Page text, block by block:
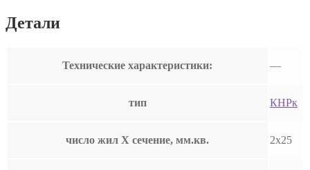
Детали
Технические характеристики: —
тип КНРк
число жил Х сечение, мм.кв. 2х25